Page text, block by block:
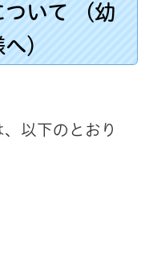
いて （幼
）
以下のとおり